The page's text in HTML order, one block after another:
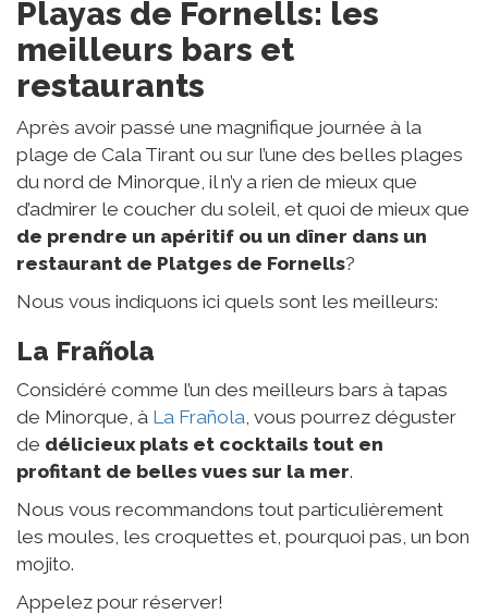
Playas de Fornells: les
meilleurs bars et
restaurants
Après avoir passé une magnifique journée à la
plage de Cala Tirant ou sur l’une des belles plages
du nord de Minorque, il n’y a rien de mieux que
d’admirer le coucher du soleil, et quoi de mieux que
de prendre un apéritif ou un dîner dans un
restaurant de Platges de Fornells?
Nous vous indiquons ici quels sont les meilleurs:
La Frañola
Considéré comme l’un des meilleurs bars à tapas
de Minorque, à La Frañola , vous pourrez déguster
de délicieux plats et cocktails tout en
profitant de belles vues sur la mer.
Nous vous recommandons tout particulièrement
les moules, les croquettes et, pourquoi pas, un bon
mojito.
Appelez pour réserver!